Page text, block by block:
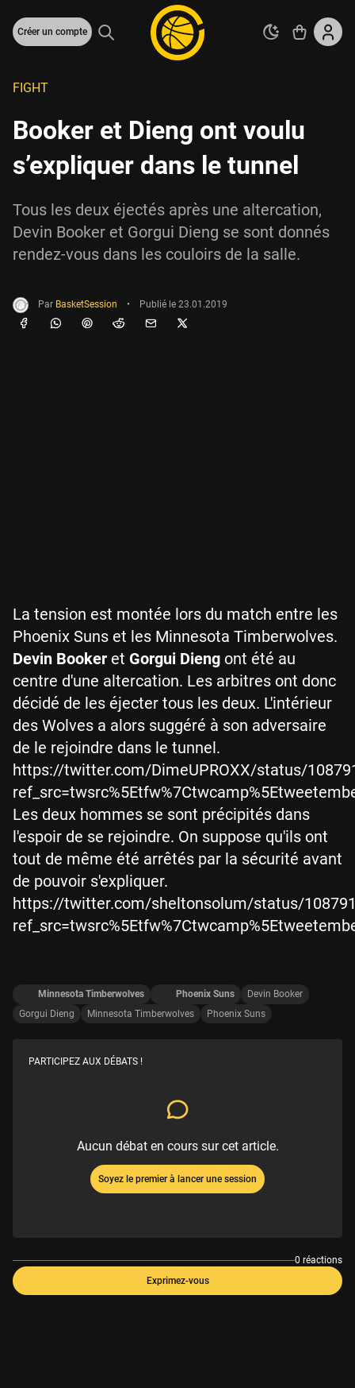
Créer un compte
FIGHT
Booker et Dieng ont voulu
s’expliquer dans le tunnel
Tous les deux éjectés après une altercation,
Devin Booker et Gorgui Dieng se sont donnés
rendez-vous dans les couloirs de la salle.
Par BasketSession • Publié le 23.01.2019
La tension est montée lors du match entre les
Phoenix Suns et les Minnesota Timberwolves.
Devin Booker et Gorgui Dieng ont été au
centre d'une altercation. Les arbitres ont donc
décidé de les éjecter tous les deux. L'intérieur
des Wolves a alors suggéré à son adversaire
de le rejoindre dans le tunnel.
https://twitter.com/DimeUPROXX/status/
Les deux hommes se sont précipités dans
l'espoir de se rejoindre. On suppose qu'ils ont
tout de même été arrêtés par la sécurité avant
de pouvoir s'expliquer.
https://twitter.com/sheltonsolum/status/
Minnesota Timberwolves Phoenix Suns
Devin Booker
Gorgui Dieng
Minnesota Timberwolves Phoenix Suns
PARTICIPEZ AUX DÉBATS !
Aucun débat en cours sur cet article.
Soyez le premier à lancer une session
0 réactions
Exprimez-vous